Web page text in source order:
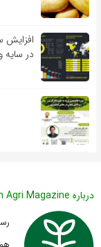
افزایش
در سایه
درباره Iran Agri Magazine